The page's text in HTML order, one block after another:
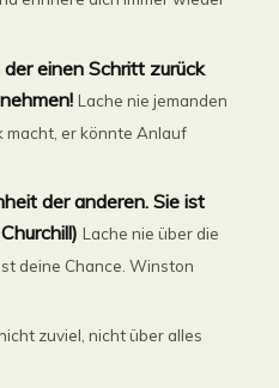
einen Schritt zurück
Lache nie jemanden
macht, er könnte Anlauf
der anderen. Sie ist
Lache nie über die
deine Chance. Winston
zuviel, nicht über alles